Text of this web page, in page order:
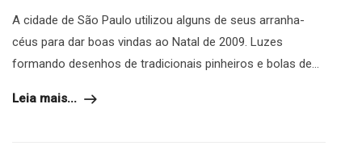
A cidade de São Paulo utilizou alguns de seus arranha-
céus para dar boas vindas ao Natal de 2009. Luzes
formando desenhos de tradicionais pinheiros e bolas de...
Leia mais...